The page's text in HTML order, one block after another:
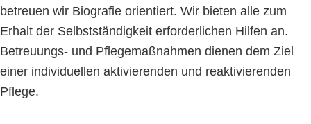
betreuen wir Biografie orientiert. Wir bieten alle zum
Erhalt der Selbstständigkeit erforderlichen Hilfen an.
Betreuungs- und Pflegemaßnahmen dienen dem Ziel
einer individuellen aktivierenden und reaktivierenden
Pflege.